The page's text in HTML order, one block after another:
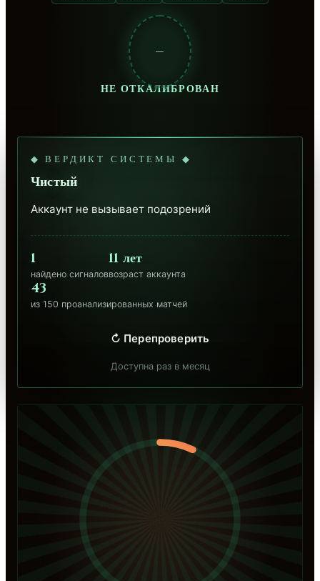
—
НЕ ОТКАЛИБРОВАН
◆ ВЕРДИКТ СИСТЕМЫ ◆
Чистый
Аккаунт не вызывает подозрений
1
найдено сигналов
11 лет
возраст аккаунта
43
из 150 проанализированных матчей
↻ Перепроверить
Доступна раз в месяц